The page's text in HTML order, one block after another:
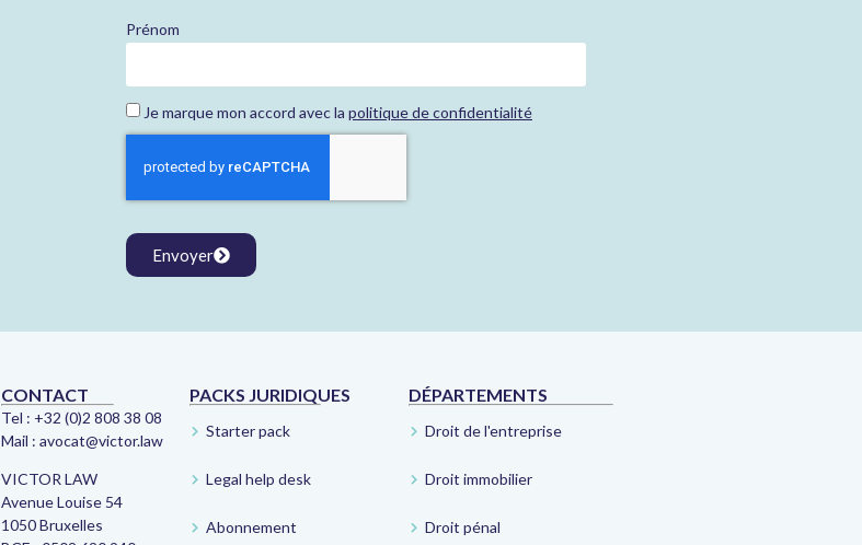
Prénom
Je marque mon accord avec la politique de confidentialité
Envoyer
CONTACT
Tel : +32 (0)2 808 38 08
Mail : avocat@victor.law
VICTOR LAW
Avenue Louise 54
1050 Bruxelles
PACKS JURIDIQUES
Starter pack
Legal help desk
Abonnement
DÉPARTEMENTS
Droit de l'entreprise
Droit immobilier
Droit pénal